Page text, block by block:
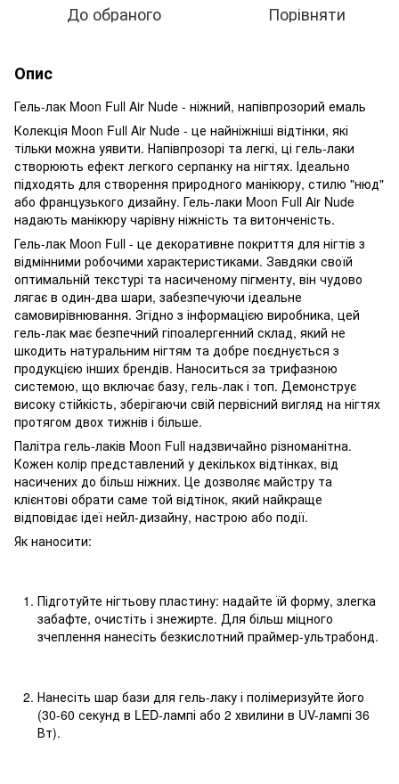
До обраного Порівняти
Опис
Гель-лак Moon Full Air Nude - ніжний, напівпрозорий емаль
Колекція Moon Full Air Nude - це найніжніші відтінки, які
тільки можна уявити. Напівпрозорі та легкі, ці гель-лаки
створюють ефект легкого серпанку на нігтях. Ідеально
підходять для створення природного манікюру, стилю "нюд"
або французького дизайну. Гель-лаки Moon Full Air Nude
надають манікюру чарівну ніжність та витонченість.
Гель-лак Moon Full - це декоративне покриття для нігтів з
відмінними робочими характеристиками. Завдяки своїй
оптимальній текстурі та насиченому пігменту, він чудово
лягає в один-два шари, забезпечуючи ідеальне
самовирівнювання. Згідно з інформацією виробника, цей
гель-лак має безпечний гіпоалергенний склад, який не
шкодить натуральним нігтям та добре поєднується з
продукцією інших брендів. Наноситься за трифазною
системою, що включає базу, гель-лак і топ. Демонструє
високу стійкість, зберігаючи свій первісний вигляд на нігтях
протягом двох тижнів і більше.
Палітра гель-лаків Moon Full надзвичайно різноманітна.
Кожен колір представлений у декількох відтінках, від
насичених до більш ніжних. Це дозволяє майстру та
клієнтові обрати саме той відтінок, який найкраще
відповідає ідеї нейл-дизайну, настрою або події.
Як наносити:
Підготуйте нігтьову пластину: надайте їй форму, злегка
забафте, очистіть і знежирте. Для більш міцного
зчеплення нанесіть безкислотний праймер-ультрабонд.
Нанесіть шар бази для гель-лаку і полімеризуйте його
(30-60 секунд в LED-лампі або 2 хвилини в UV-лампі 36
Вт).